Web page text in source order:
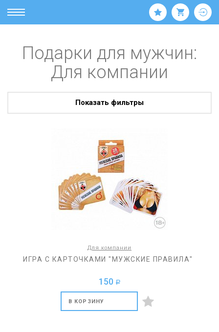
Подарки для мужчин:
Для компании
Показать фильтры
Для компании
ИГРА С КАРТОЧКАМИ "МУЖСКИЕ ПРАВИЛА"
150 a
В КОРЗИНУ